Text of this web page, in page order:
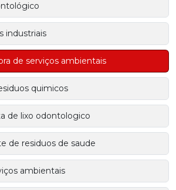
industriais
de serviços ambientais
quimicos
de lixo odontologico
de residuos de saude
ambientais